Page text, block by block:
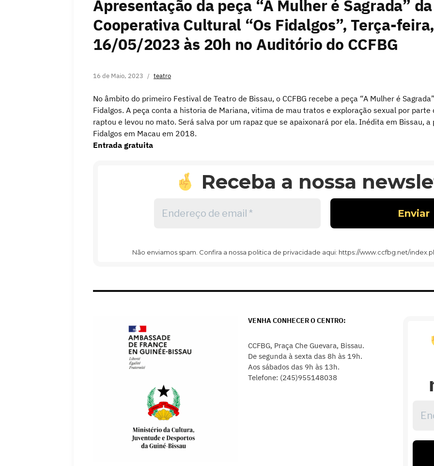
Apresentação da peça “A Mulher é Sagrada” da
Cooperativa Cultural “Os Fidalgos”, Terça-feira,
16/05/2023 às 20h no Auditório do CCFBG
16 de Maio, 2023 teatro
No âmbito do primeiro Festival de Teatro de Bissau, o CCFBG recebe a peça “A Mulher é
Fidalgos. A peça conta a historia de Mariana, vitima de mau tratos e exploração sexual por
raptou e levou no mato. Será salva por um rapaz que se apaixonará por ela. Inédita em Bissau,
Fidalgos em Macau em 2018.
Entrada gratuita
Receba a nossa
de
Não enviamos spam. Confira a nossa politica de privacidade aqui: https://www.ccfbg.net/
VENHA CONHECER O CENTRO:
CCFBG, Praça Che Guevara, Bissau.
De segunda à sexta das 8h às 19h.
Aos sábados das 9h às 13h.
Telefone: (245)955148038
de
*